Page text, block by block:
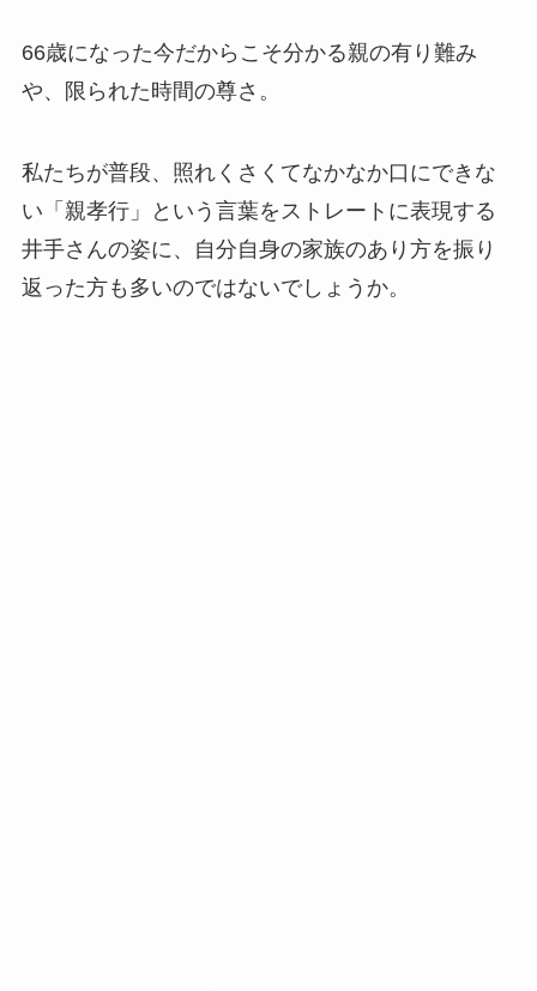
66歳になった今だからこそ分かる親の有り難み
や、限られた時間の尊さ。
私たちが普段、照れくさくてなかなか口にできな
い「親孝行」という言葉をストレートに表現する
井手さんの姿に、自分自身の家族のあり方を振り
返った方も多いのではないでしょうか。